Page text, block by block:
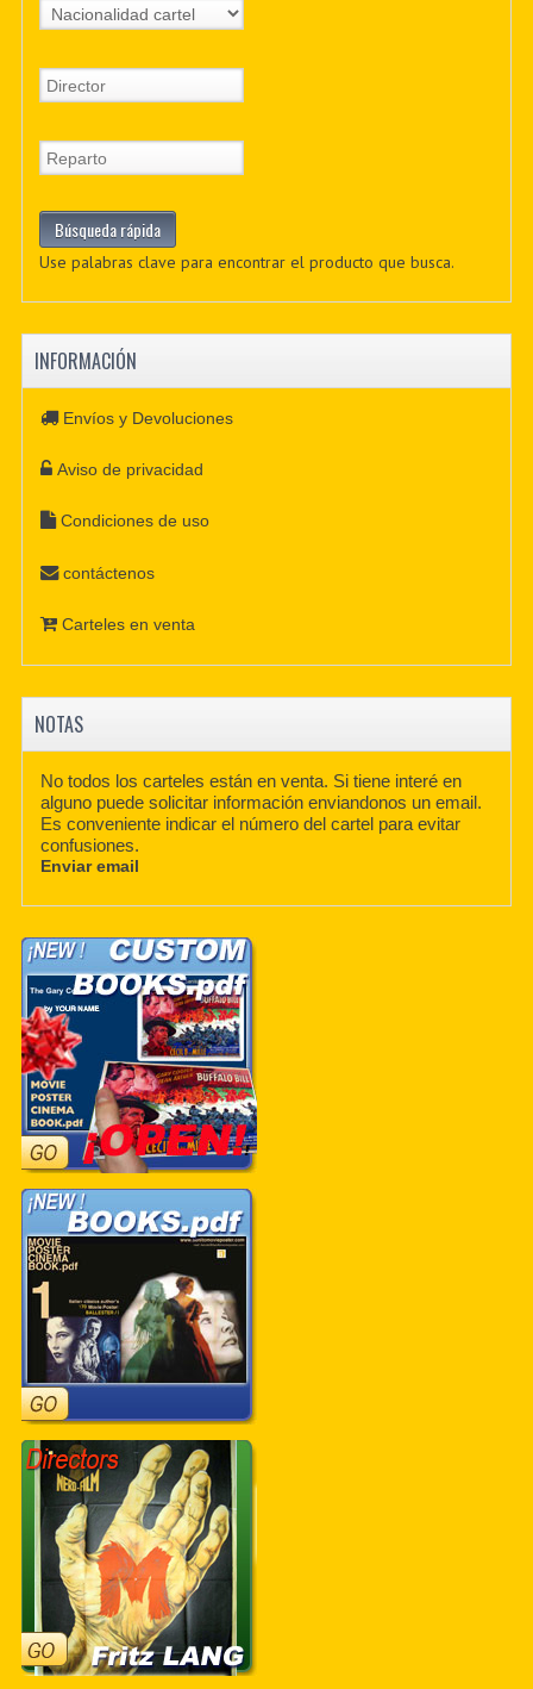
Use palabras clave para encontrar el producto que busca.
INFORMACIÓN
Envíos y Devoluciones
Aviso de privacidad
Condiciones de uso
contáctenos
Carteles en venta
NOTAS
No todos los carteles están en venta. Si tiene interé en
alguno puede solicitar información enviandonos un email.
Es conveniente indicar el número del cartel para evitar
confusiones.
Enviar email